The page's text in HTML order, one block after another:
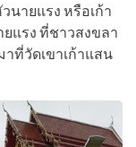
นายแรง หรือเก้า
แรง ที่ชาวสงขลา
ที่วัดเขาเก้าแสน